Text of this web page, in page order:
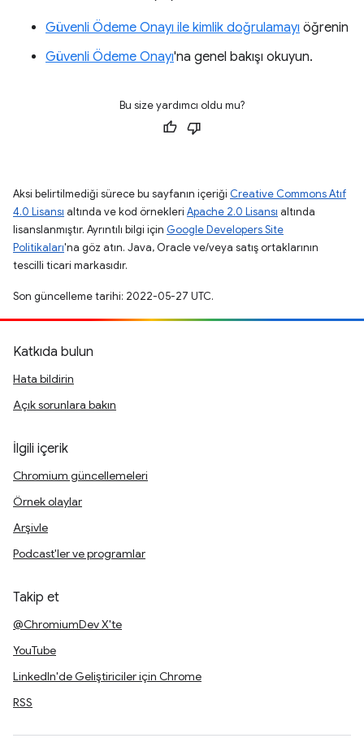
Güvenli Ödeme Onayı ile kimlik doğrulamayı öğrenin
Güvenli Ödeme Onayı'na genel bakışı okuyun.
Bu size yardımcı oldu mu?
Aksi belirtilmediği sürece bu sayfanın içeriği Creative Commons Atıf
4.0 Lisansı altında ve kod örnekleri Apache 2.0 Lisansı altında
lisanslanmıştır. Ayrıntılı bilgi için Google Developers Site
Politikaları'na göz atın. Java, Oracle ve/veya satış ortaklarının
tescilli ticari markasıdır.
Son güncelleme tarihi: 2022-05-27 UTC.
Katkıda bulun
Hata bildirin
Açık sorunlara bakın
İlgili içerik
Chromium güncellemeleri
Örnek olaylar
Arşivle
Podcast'ler ve programlar
Takip et
@ChromiumDev X'te
YouTube
LinkedIn'de Geliştiriciler için Chrome
RSS